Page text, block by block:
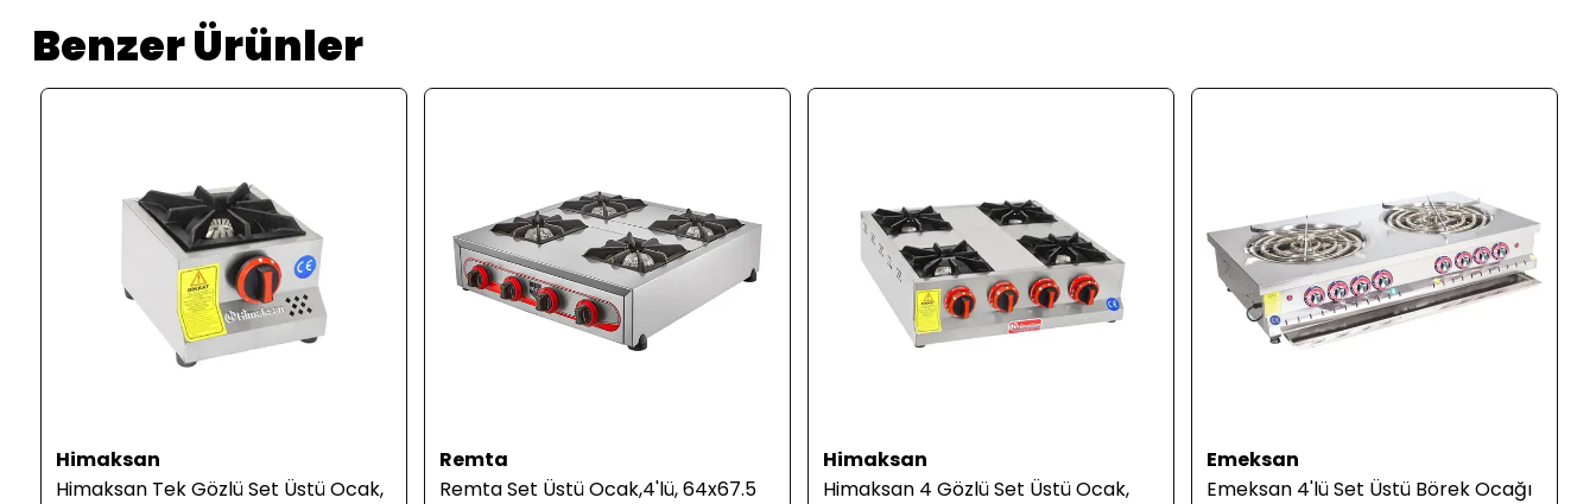
Benzer Ürünler
Himaksan
Himaksan Tek Gözlü Set Üstü Ocak,
Remta
Remta Set Üstü Ocak,4'lü, 64x67.5
Himaksan
Himaksan 4 Gözlü Set Üstü Ocak,
Emeksan
Emeksan 4'lü Set Üstü Börek Ocağı